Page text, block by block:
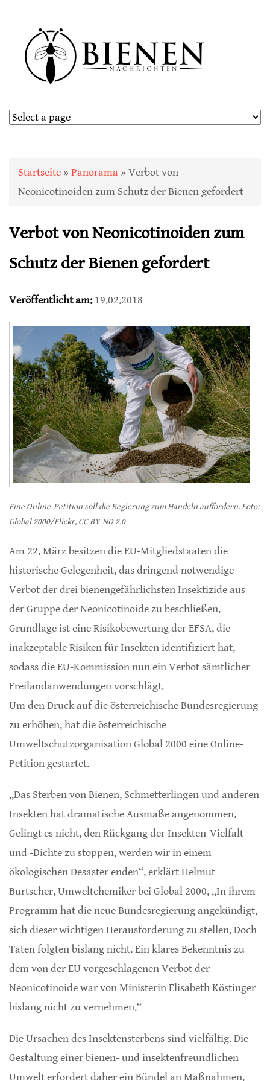
Sie sind hier
Startseite » Panorama » Verbot von
Neonicotinoiden zum Schutz der Bienen gefordert
Verbot von Neonicotinoiden zum
Schutz der Bienen gefordert
Veröffentlicht am:19.02.2018
Eine Online-Petition soll die Regierung zum Handeln auffordern. Foto:
Global 2000/Flickr, CC BY-ND 2.0
Am 22. März besitzen die EU-Mitgliedstaaten die
historische Gelegenheit, das dringend notwendige
Verbot der drei bienengefährlichsten Insektizide aus
der Gruppe der Neonicotinoide zu beschließen.
Grundlage ist eine Risikobewertung der EFSA, die
inakzeptable Risiken für Insekten identifiziert hat,
sodass die EU-Kommission nun ein Verbot sämtlicher
Freilandanwendungen vorschlägt.
Um den Druck auf die österreichische Bundesregierung
zu erhöhen, hat die österreichische
Umweltschutzorganisation Global 2000 eine Online-
Petition gestartet.
„Das Sterben von Bienen, Schmetterlingen und anderen
Insekten hat dramatische Ausmaße angenommen.
Gelingt es nicht, den Rückgang der Insekten-Vielfalt
und -Dichte zu stoppen, werden wir in einem
ökologischen Desaster enden“, erklärt Helmut
Burtscher, Umweltchemiker bei Global 2000, „In ihrem
Programm hat die neue Bundesregierung angekündigt,
sich dieser wichtigen Herausforderung zu stellen. Doch
Taten folgten bislang nicht. Ein klares Bekenntnis zu
dem von der EU vorgeschlagenen Verbot der
Neonicotinoide war von Ministerin Elisabeth Köstinger
bislang nicht zu vernehmen.“
Die Ursachen des Insektensterbens sind vielfältig. Die
Gestaltung einer bienen- und insektenfreundlichen
Umwelt erfordert daher ein Bündel an Maßnahmen.